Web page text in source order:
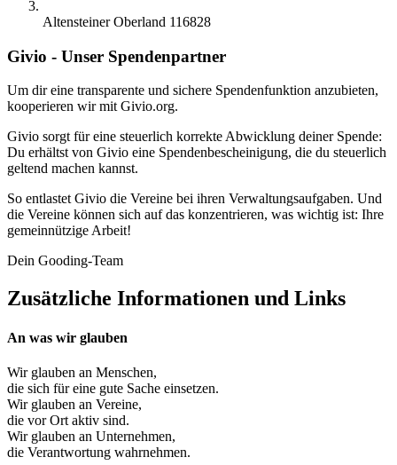
Altensteiner Oberland 116828
Givio - Unser Spendenpartner
Um dir eine transparente und sichere Spendenfunktion anzubieten,
kooperieren wir mit Givio.org.
Givio sorgt für eine steuerlich korrekte Abwicklung deiner Spende:
Du erhältst von Givio eine Spendenbescheinigung, die du steuerlich
geltend machen kannst.
So entlastet Givio die Vereine bei ihren Verwaltungsaufgaben. Und
die Vereine können sich auf das konzentrieren, was wichtig ist: Ihre
gemeinnützige Arbeit!
Dein Gooding-Team
Zusätzliche Informationen und Links
An was wir glauben
Wir glauben an Menschen,
die sich für eine gute Sache einsetzen.
Wir glauben an Vereine,
die vor Ort aktiv sind.
Wir glauben an Unternehmen,
die Verantwortung wahrnehmen.